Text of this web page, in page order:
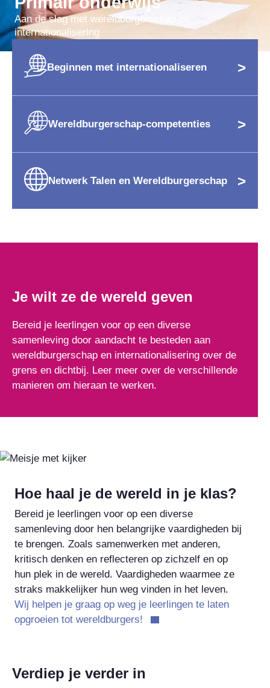
Aan de slag met wereldburgerschap en
internationalisering
Beginnen met internationaliseren >
Wereldburgerschap-competenties >
Netwerk Talen en Wereldburgerschap >
Je wilt ze de wereld geven
Bereid je leerlingen voor op een diverse
samenleving door aandacht te besteden aan
wereldburgerschap en internationalisering over de
grens en dichtbij. Leer meer over de verschillende
manieren om hieraan te werken.
Hoe haal je de wereld in je klas?
Bereid je leerlingen voor op een diverse
samenleving door hen belangrijke vaardigheden bij
te brengen. Zoals samenwerken met anderen,
kritisch denken en reflecteren op zichzelf en op
hun plek in de wereld. Vaardigheden waarmee ze
straks makkelijker hun weg vinden in het leven.
Wij helpen je graag op weg je leerlingen te laten
opgroeien tot wereldburgers!
Verdiep je verder in